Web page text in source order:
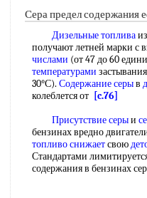
Сера предел содержания
Дизельные топлива
получают летней марки с
числами (от 47 до 60
температурами
30°С). Содержание серыв
колеблется от [c.76]
Присутствие серыи
бензинах вредно
топливо снижаетсвою
Стандартами
содержания в бензинах